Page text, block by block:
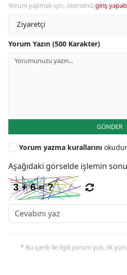
Yorum yapmak için, istersenizgiriş
Yorum Yazın (500 Karakter)
GÖNDER
Yorum yazma kurallarını
Aşağıdaki görselde işlemin
* Bu içerik ile ilgili yorum yok, ilk